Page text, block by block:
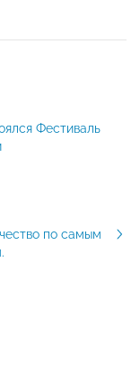
Фестиваль
по самым